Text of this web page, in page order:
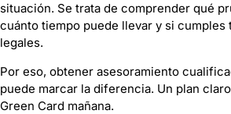
situación. Se trata de comprender qué
cuánto tiempo puede llevar y si cumples
legales.
Por eso, obtener asesoramiento
puede marcar la diferencia. Un plan
Green Card mañana.